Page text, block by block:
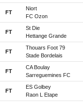
FT
Niort
FC Ozon
FT
St Die
Hettange Grande
FT
Thouars Foot 79
Stade Bordelais
FT
CA Boulay
Sarreguemines FC
FT
ES Golbey
Raon L Etape